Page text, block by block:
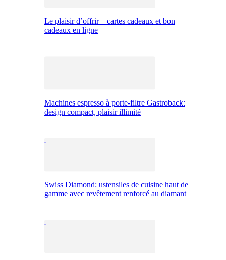
Le plaisir d’offrir – cartes cadeaux et bon
cadeaux en ligne
Machines espresso à porte-filtre Gastroback:
design compact, plaisir illimité
Swiss Diamond: ustensiles de cuisine haut de
gamme avec revêtement renforcé au diamant